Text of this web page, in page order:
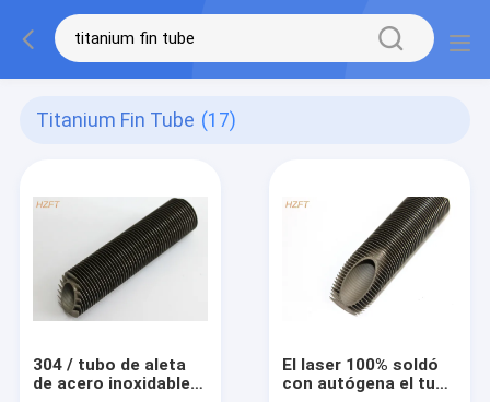
Titanium Fin Tube (17)
304 / tubo de aleta
de acero inoxidable
El laser 100% soldó
con autógena el tubo